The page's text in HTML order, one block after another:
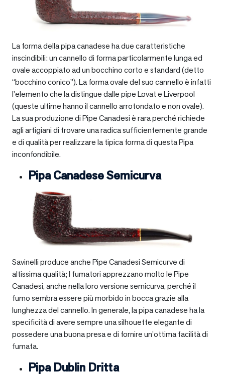
La forma della pipa canadese ha due caratteristiche
inscindibili: un cannello di forma particolarmente lunga ed
ovale accoppiato ad un bocchino corto e standard (detto
“bocchino conico”). La forma ovale del suo cannello è infatti
l’elemento che la distingue dalle pipe Lovat e Liverpool
(queste ultime hanno il cannello arrotondato e non ovale).
La sua produzione di Pipe Canadesi è rara perché richiede
agli artigiani di trovare una radica sufficientemente grande
e di qualità per realizzare la tipica forma di questa Pipa
inconfondibile.
Pipa Canadese Semicurva
Savinelli produce anche Pipe Canadesi Semicurve di
altissima qualità; I fumatori apprezzano molto le Pipe
Canadesi, anche nella loro versione semicurva, perché il
fumo sembra essere più morbido in bocca grazie alla
lunghezza del cannello. In generale, la pipa canadese ha la
specificità di avere sempre una silhouette elegante di
possedere una buona presa e di fornire un’ottima facilità di
fumata.
Pipa Dublin Dritta